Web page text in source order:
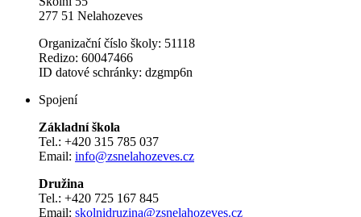
277 51 Nelahozeves
Organizační číslo školy: 51118
Redizo: 60047466
ID datové schránky: dzgmp6n
Spojení
Základní škola
Tel.: +420 315 785 037
Email: info@zsnelahozeves.cz
Družina
Tel.: +420 725 167 845
Email: skolnidruzina@zsnelahozeves.cz